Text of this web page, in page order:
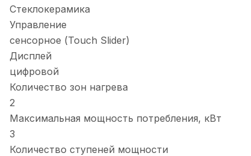
Стеклокерамика
Управление
сенсорное (Touch Slider)
Дисплей
цифровой
Количество зон нагрева
2
Максимальная мощность потребления, кВт
3
Количество ступеней мощности